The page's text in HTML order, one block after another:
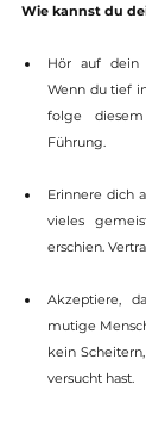
Wie kannst du
Hör auf dein
Wenn du tief
folge
Führung.
Erinnere dich
vieles
erschien.
Akzeptiere,
mutige
kein
versucht hast.